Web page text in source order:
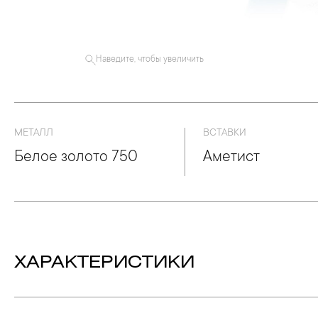
Наведите, чтобы увеличить
МЕТАЛЛ
Белое золото 750
ВСТАВКИ
Аметист
ХАРАКТЕРИСТИКИ